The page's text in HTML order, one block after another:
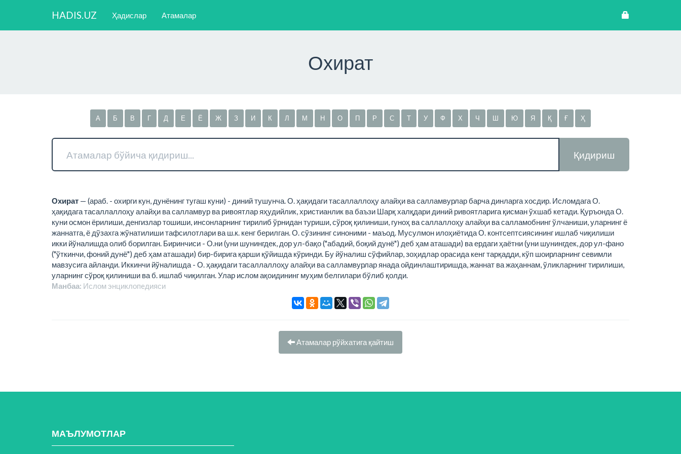
HADIS.UZ Ҳадислар Атамалар
Охират
А Б В Г Д Е Ё Ж З И К Л М Н О П Р С Т У Ф Х Ч Ш Ю Я Қ Ғ Ҳ
Қидириш
Охират — (араб. - охирги кун, дунёнинг тугаш куни) - диний тушунча. О. ҳақидаги тасаллаллоҳу алайҳи ва салламвурлар барча динларга хосдир. Исломдага О.
ҳақидага тасаллаллоҳу алайҳи ва салламвур ва ривоятлар яҳудийлик, христианлик ва баъзи Шарқ халқдари диний ривоятларига қисман ўхшаб кетади. Қуръонда О.
куни осмон ёрилиши, денгизлар тошиши, инсонларнинг тирилиб ўрнидан туриши, сўроқ қилиниши, гуноҳ ва саллаллоҳу алайҳи ва салламобнинг ўлчаниши, уларнинг ё
жаннатга, ё дўзахга жўнатилиши тафсилотлари ва ш.к. кенг берилган. О. сўзининг синоними - маъод. Мусулмон илоҳиётида О. контсептсиясининг ишлаб чиқилиши
икки йўналишда олиб борилган. Биринчиси - О.ни (уни шунингдек, дор ул-бақо ("абадий, боқий дунё") деб ҳам аташади) ва ердаги ҳаётни (уни шунингдек, дор ул-фано
("ўткинчи, фоний дунё") деб ҳам аташади) бир-бирига қарши қўйишда кўринди. Бу йўналиш сўфийлар, зоҳидлар орасида кенг тарқадди, кўп шоирларнинг севимли
мавзусига айланди. Иккинчи йўналишда - О. ҳақидаги тасаллаллоҳу алайҳи ва салламвурлар янада ойдинлаштиришда, жаннат ва жаҳаннам, ўликларнинг тирилиши,
уларнинг сўроқ қилиниши ва б. ишлаб чиқилган. Улар ислом ақоидининг муҳим белгилари бўлиб қолди.
Манбаа: Ислом энциклопeдияси
Атамалар рўйхатига қайтиш
МАЪЛУМОТЛАР